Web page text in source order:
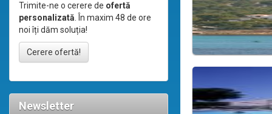
Trimite-ne o cerere de ofertă
personalizată. În maxim 48 de ore
noi îți dăm soluția!
Cerere ofertă!
Newsletter